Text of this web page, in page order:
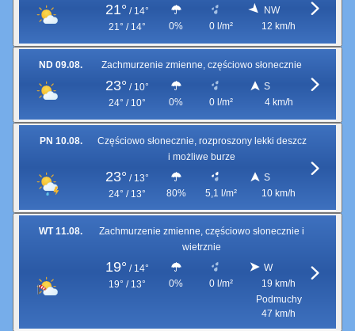
21° / 14°
21° / 14°
0% 0 l/m²
NW
12 km/h
ND 09.08. Zachmurzenie zmienne, częściowo słonecznie
23° / 10°
24° / 10°
0% 0 l/m²
S
4 km/h
PN 10.08.
Częściowo słonecznie, rozproszony lekki deszcz
i możliwe burze
23° / 13°
24° / 13°
80% 5,1 l/m²
S
10 km/h
WT 11.08.
Zachmurzenie zmienne, częściowo słonecznie i
wietrznie
19° / 14°
19° / 13°
0% 0 l/m²
W
19 km/h
Podmuchy
47 km/h